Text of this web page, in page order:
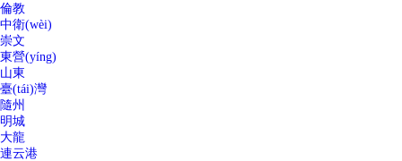
倫教
中衛(wèi)
崇文
東營(yíng)
山東
臺(tái)灣
隨州
明城
大龍
連云港